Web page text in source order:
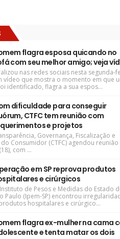
flagra esposa quicando no
com seu melhor amigo; veja
nas redes sociais nesta segunda-
vídeo que mostra o momento em que
identificado, flagra a sua espos...
dificuldade para conseguir
CTFC tem reunião com
e projetos
Governança, Fiscalização e
Consumidor (CTFC) agendou reunião
com ...
em SP reprova produtos
e cirúrgicos
de Pesos e Medidas do Estado
Paulo (Ipem-SP) encontrou
hospitalares e cirúrgico...
flagra ex-mulher na cama
e tenta matar os dois